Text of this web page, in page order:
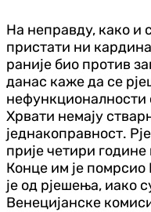
На неправду, како и
пристати ни
раније био против
данас каже да се
нефункционалности
Хрвати немају
једнакоправност.
прије четири
Конце им је
је од рјешења, иако
Венецијанске